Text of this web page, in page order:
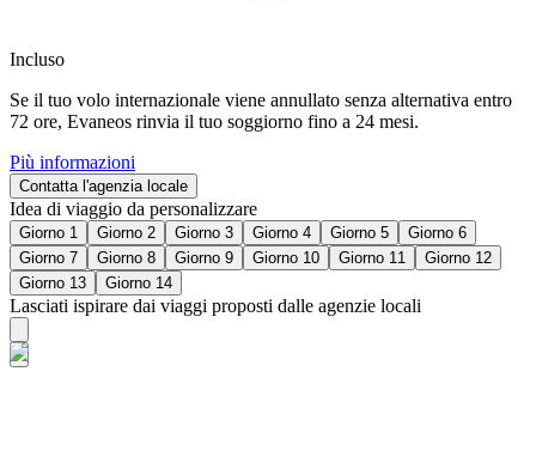
Incluso
Se il tuo volo internazionale viene annullato senza alternativa entro
72 ore, Evaneos rinvia il tuo soggiorno fino a 24 mesi.
Più informazioni
Contatta l'agenzia locale
Idea di viaggio da personalizzare
Giorno 1 Giorno 2 Giorno 3 Giorno 4 Giorno 5
Giorno 6
Giorno 7
Giorno 8 Giorno 9 Giorno 10 Giorno 11
Giorno 12
Giorno 13
Giorno 14
Lasciati ispirare dai viaggi proposti dalle agenzie locali